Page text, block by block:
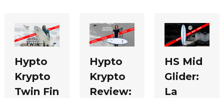
Hypto
Krypto
Twin Fin
Hypto
Krypto
Review:
HS Mid
Glider:
La